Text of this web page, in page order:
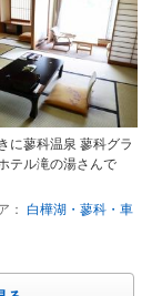
に蓼科温泉 蓼科グラ
テル滝の湯さんで
： 白樺湖・蓼科・車